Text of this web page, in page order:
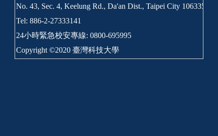
No. 43, Sec. 4, Keelung Rd., Da'an Dist., Taipei City 106335,
Tel: 886-2-27333141
24小時緊急校安專線: 0800-695995
Copyright ©2020 臺灣科技大學